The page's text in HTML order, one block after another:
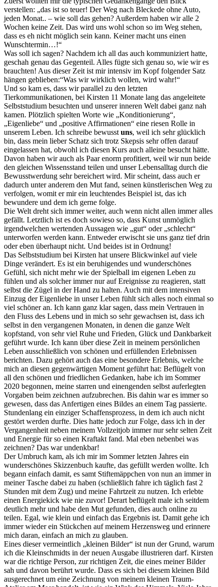
verstellen: „das ist so teuer! Der Weg nach Bleckede ohne Auto,
jeden Monat.. – wie soll das gehen? Außerdem haben wir alle 2
Wochen keine Zeit. Das wird uns wohl schon so im Weg stehen,
dass es eh nicht möglich sein kann. Keiner macht uns einen
Wunschtermin…!“
Was soll ich sagen? Nachdem ich all das auch kommuniziert hatte,
geschah genau das Gegenteil. Alles fügte sich genau so, wie wir es
brauchten! Aus dieser Zeit ist mir intensiv im Kopf folgender Satz
hängen geblieben:“Was wir wirklich wollen, wird wahr!“
Und so kam es, dass wir parallel zu den letzten
Tierkommunikationen, bei Kirsten 11 Monate lang das angeleitete
Selbststudium besuchten und unserer inneren Welt dabei ganz nah
kamen. Plötzlich spielten Worte wie „Konditionierung“,
„Eigenliebe“ und „positive Affirmationen“ eine riesen Rolle in
unserem Leben. Ich schreibe bewusst uns, weil ich sehr glücklich
bin, dass mein lieber Schatz sich trotz Skepsis sehr offen darauf
eingelassen hat, obwohl ich diesen Kurs auch alleine besucht hätte.
Davon haben wir auch als Paar enorm profitiert, weil wir nun beide
den gleichen Wissensstand teilen und unser Lebensalltag durch die
Bewusstwerdung sehr bereichert wird. Mir scheint, dass auch er
dadurch unter anderem den Mut fand, seinen künstlerischen Weg zu
verfolgen, womit er mir ein leuchtendes Beispiel ist, das ich
bewundere und dem ich gerne folge.
Die Welt dreht sich immer weiter, auch wenn nicht allen immer alles
gefällt. Letztlich ist es doch sowieso so, dass Kunst unmöglich
irgendwelchen wertenden Aussagen wie „gut“ oder „schlecht“
unterworfen werden kann. Entweder erwischt sie uns ganz tief drin
oder eben überhaupt nicht. Und beides ist in Ordnung!
Das Selbststudium bei Kirsten hat unsere Blickwinkel auf viele
Dinge verändert. Es ist ein beruhigendes und wunderschönes
Gefühl, sich nicht mehr wie der Spielball im eigenen Leben zu
fühlen und als solcher immer nur auf Ereignisse zu reagieren, statt
selbst die Zügel in der Hand zu halten. Auch mit dem intensiven
Einzug der Eigenliebe in unser Leben fühlt sich alles noch einmal so
viel schöner an. Ich kann ganz klar sagen, dass mein Vertrauen in
den Fluss des Lebens und in mich so sehr gewachsen ist, dass ich
selbst in den vergangenen Monaten, in denen die ganze Welt
kopfstand, von sehr viel Ruhe und Frieden, Glück und Dankbarkeit
geführt wurde. Ich kann über diese Zeit in meinem persönlichen
Leben ausschließlich von schönen und erfüllenden Erlebnissen
berichten. Dazu gehört auch das eine besondere Erlebnis, welche
mich an diesen gegenwärtigen Moment geführt hat: Beflügelt von
all den schönen und friedlichen Gedanken, habe ich im Sommer
2020 begonnen, meine starren und einengenden selbst auferlegten
Vorgaben beim zeichnen aufzubrechen. Bis dahin war es immer so
gewesen, dass das Anfertigen eines Bildes an einem Tag passierte.
Stundenlang ein einziger Schaffensprozess, in dem ich auch nicht
gestört werden durfte. Dies hatte jedoch zur Folge, dass ich in der
Vergangenheit neben meinem Vollzeitjob immer nur sehr selten Zeit
und Energie für so einen Kraftakt fand. Mal eben nebenbei was
zeichnen? Das war undenkbar!
Der Umbruch kam, als ich mir im Sommer letzten Jahres ein
wunderschönes Skizzenbuch kaufte, das gefüllt werden wollte. Ich
begann einfach damit, es samt Stiftemäppchen von nun an immer in
meiner Tasche dabei zu haben (schließlich fahre ich täglich fast 2
Stunden mit dem Zug) und meine Fahrtzeit zu nutzen. Ich erlebte
einen Energiekick wie nie zuvor! Derart beflügelt male ich seitdem
deutlich mehr und habe den Mut gefunden, dies auch online zu
teilen. Egal, wie klein und einfach das Ergebnis ist. Damit gehe ich
immer wieder ein Stückchen auf meinem Herzensweg und erinnere
mich daran, einfach an mich zu glauben.
Eines dieser vermeintlich „kleinen Bilder“ ist nun der Grund, warum
ich die Kleinschmidts in der neuen Ausgabe illustrieren darf. Kirsten
war die richtige Person, zur richtigen Zeit, die eines meiner Bilder
sah und davon berührt wurde. Dass es sich bei diesem kleinen Bild
ausgerechnet um eine Zeichnung von meinem kleinen Traum-